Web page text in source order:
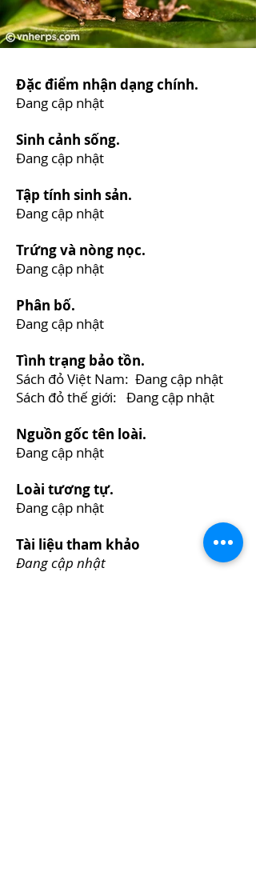
Đặc điểm nhận dạng chính.
Đang cập nhật
Sinh cảnh sống.
Đang cập nhật
Tập tính sinh sản.
Đang cập nhật
Trứng và nòng nọc.
Đang cập nhật
Phân bố.
Đang cập nhật
Tình trạng bảo tồn.
Sách đỏ Việt Nam: Đang cập nhật
Sách đỏ thế giới: Đang cập nhật
Nguồn gốc tên loài.
Đang cập nhật
Loài tương tự.
Đang cập nhật
Tài liệu tham khảo
Đang cập nhật